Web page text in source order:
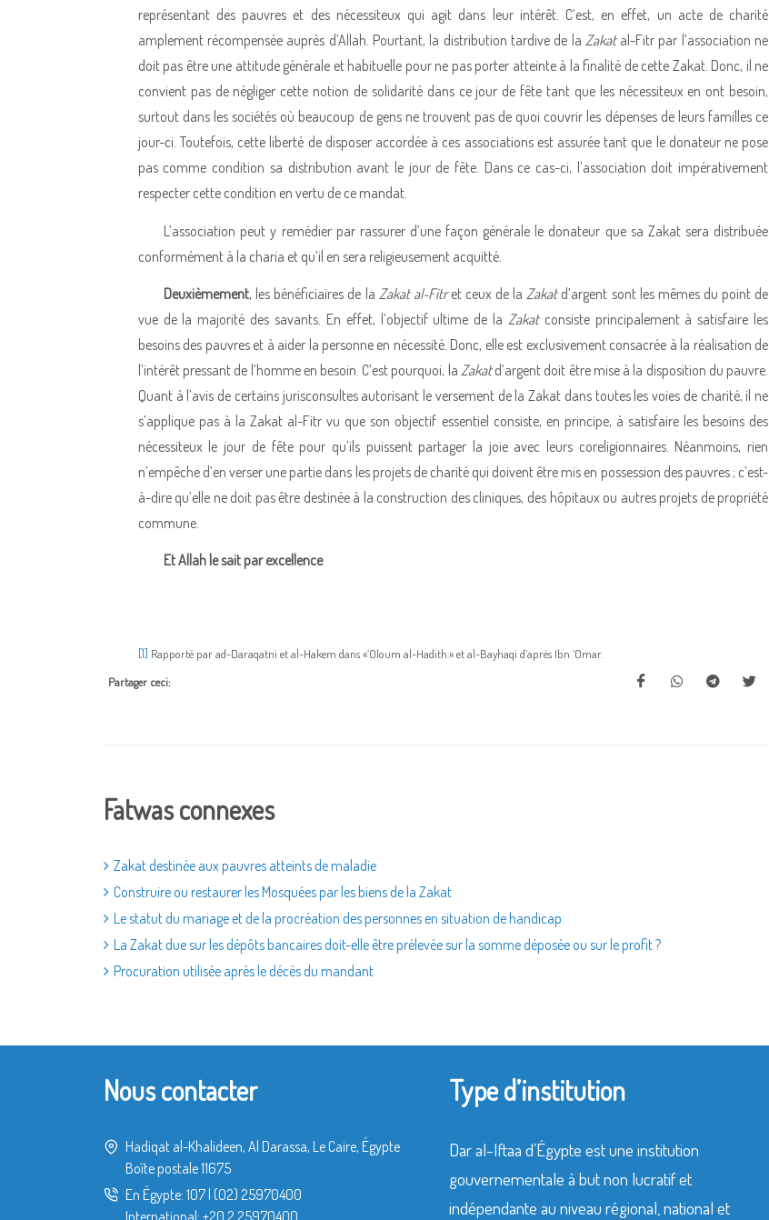
représentant des pauvres et des nécessiteux qui agit dans leur intérêt. C’est, en effet, un acte de charité
amplement récompensée auprès d’Allah. Pourtant, la distribution tardive de la Zakatal-Fitr par l’association ne
doit pas être une attitude générale et habituelle pour ne pas porter atteinte à la finalité de cette Zakat. Donc, il ne
convient pas de négliger cette notion de solidarité dans ce jour de fête tant que les nécessiteux en ont besoin,
surtout dans les sociétés où beaucoup de gens ne trouvent pas de quoi couvrir les dépenses de leurs familles ce
jour-ci. Toutefois, cette liberté de disposer accordée à ces associations est assurée tant que le donateur ne pose
pas comme condition sa distribution avant le jour de fête. Dans ce cas-ci, l’association doit impérativement
respecter cette condition en vertu de ce mandat.
L’association peut y remédier par rassurer d’une façon générale le donateur que sa Zakat sera distribuée
conformément à la charia et qu’il en sera religieusement acquitté.
Deuxièmement, les bénéficiaires de la Zakat al-Fitret ceux de la Zakatd’argent sont les mêmes du point de
vue de la majorité des savants. En effet, l’objectif ultime de la Zakatconsiste principalement à satisfaire les
besoins des pauvres et à aider la personne en nécessité. Donc, elle est exclusivement consacrée à la réalisation de
l’intérêt pressant de l’homme en besoin. C’est pourquoi, la Zakatd’argent doit être mise à la disposition du pauvre.
Quant à l’avis de certains jurisconsultes autorisant le versement de la Zakat dans toutes les voies de charité, il ne
s’applique pas à la Zakat al-Fitr vu que son objectif essentiel consiste, en principe, à satisfaire les besoins des
nécessiteux le jour de fête pour qu’ils puissent partager la joie avec leurs coreligionnaires. Néanmoins, rien
n’empêche d’en verser une partie dans les projets de charité qui doivent être mis en possession des pauvres ; c’est-
à-dire qu’elle ne doit pas être destinée à la construction des cliniques, des hôpitaux ou autres projets de propriété
commune.
Et Allah le sait par excellence
[1] Rapporté par ad-Daraqatni et al-Hakem dans «‘Oloum al-Hadith.» et al-Bayhaqi d’après Ibn ‘Omar.
Partager ceci:
Fatwas connexes
Zakat destinée aux pauvres atteints de maladie
Construire ou restaurer les Mosquées par les biens de la Zakat
Le statut du mariage et de la procréation des personnes en situation de handicap
La Zakat due sur les dépôts bancaires doit-elle être prélevée sur la somme déposée ou sur le profit ?
Procuration utilisée après le décès du mandant
Nous contacter
Hadiqat al-Khalideen, Al Darassa, Le Caire, Égypte
Boîte postale 11675
En Égypte: 107| (02) 25970400
International: +20 2 25970400
Type d’institution
Dar al-Iftaa d’Égypte est une institution
gouvernementale à but non lucratif et
indépendante au niveau régional, national et